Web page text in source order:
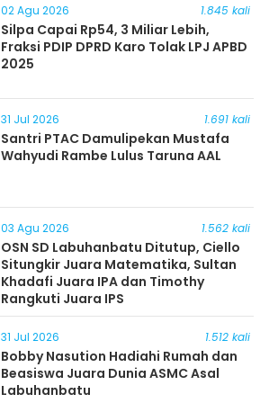
02 Agu 2026 1.845 kali
Silpa Capai Rp54, 3 Miliar Lebih,
Fraksi PDIP DPRD Karo Tolak LPJ APBD
2025
31 Jul 2026 1.691 kali
Santri PTAC Damulipekan Mustafa
Wahyudi Rambe Lulus Taruna AAL
03 Agu 2026 1.562 kali
OSN SD Labuhanbatu Ditutup, Ciello
Situngkir Juara Matematika, Sultan
Khadafi Juara IPA dan Timothy
Rangkuti Juara IPS
31 Jul 2026 1.512 kali
Bobby Nasution Hadiahi Rumah dan
Beasiswa Juara Dunia ASMC Asal
Labuhanbatu